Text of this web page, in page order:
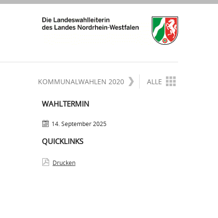
KOMMUNALWAHLEN 2020 ALLE
WAHLTERMIN
14. September 2025
QUICKLINKS
Drucken